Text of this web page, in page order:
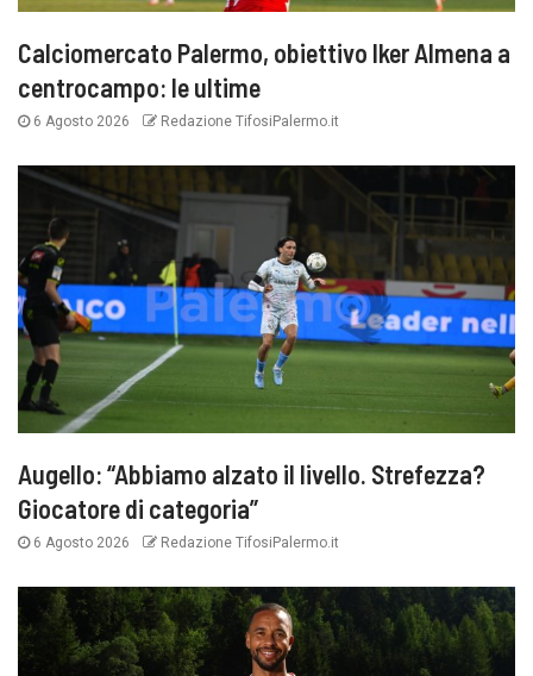
Calciomercato Palermo, obiettivo Iker Almena a
centrocampo: le ultime
6 Agosto 2026 Redazione TifosiPalermo.it
Augello: “Abbiamo alzato il livello. Strefezza?
Giocatore di categoria”
6 Agosto 2026 Redazione TifosiPalermo.it